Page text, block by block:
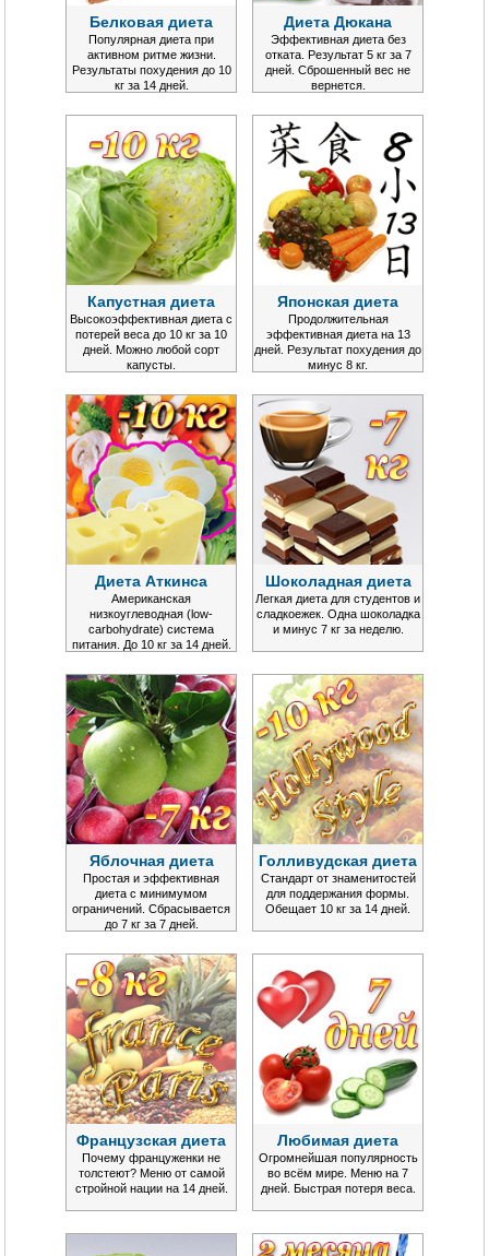
Белковая диета
Популярная диета при
активном ритме жизни.
Результаты похудения до 10
кг за 14 дней.
Диета Дюкана
Эффективная диета без
отката. Результат 5 кг за 7
дней. Сброшенный вес не
вернется.
Капустная диета
Высокоэффективная диета с
потерей веса до 10 кг за 10
дней. Можно любой сорт
капусты.
Японская диета
Продолжительная
эффективная диета на 13
дней. Результат похудения до
минус 8 кг.
Диета Аткинса
Американская
низкоуглеводная (low-
carbohydrate) система
питания. До 10 кг за 14 дней.
Шоколадная диета
Легкая диета для студентов и
сладкоежек. Одна шоколадка
и минус 7 кг за неделю.
Яблочная диета
Простая и эффективная
диета с минимумом
ограничений. Сбрасывается
до 7 кг за 7 дней.
Голливудская диета
Стандарт от знаменитостей
для поддержания формы.
Обещает 10 кг за 14 дней.
Французская диета
Почему француженки не
толстеют? Меню от самой
стройной нации на 14 дней.
Любимая диета
Огромнейшая популярность
во всём мире. Меню на 7
дней. Быстрая потеря веса.